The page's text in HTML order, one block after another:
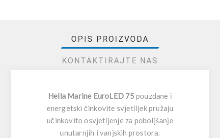
OPIS PROIZVODA
KONTAKTIRAJTE NAS
Hella Marine EuroLED 75 pouzdane i
energetski činkovite svjetiljek pružaju
učinkovito osvjetljenje za poboljšanje
unutarnjih i vanjskih prostora.